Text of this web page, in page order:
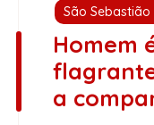
São Sebastião
Homem
a